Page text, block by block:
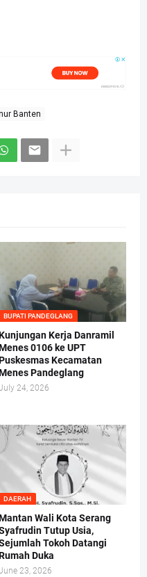
Banten
BUPATI PANDEGLANG
Kerja Danramil
0106 ke UPT
Kecamatan
Pandeglang
24, 2026
DAERAH
Wali Kota Serang
Tutup Usia,
Tokoh Datangi
Duka
23, 2026